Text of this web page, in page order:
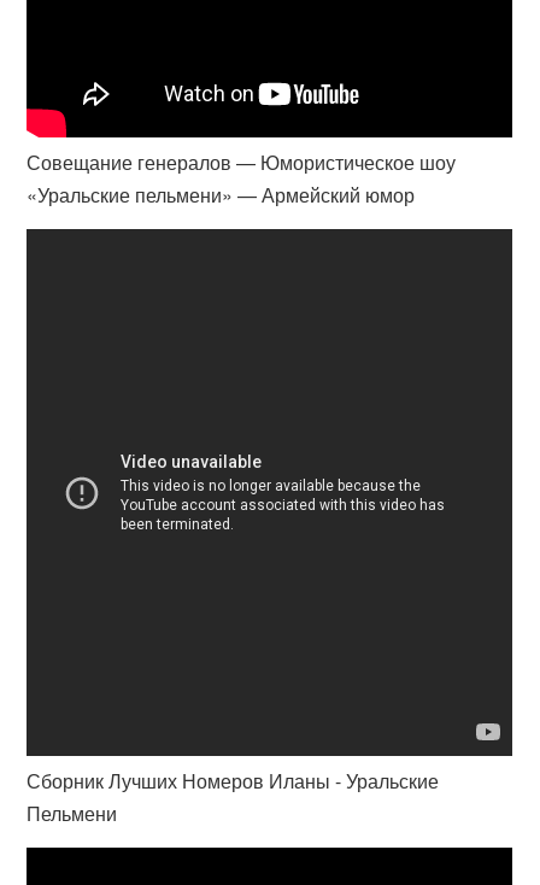
Совещание генералов — Юмористическое шоу
«Уральские пельмени» — Армейский юмор
Сборник Лучших Номеров Иланы - Уральские
Пельмени